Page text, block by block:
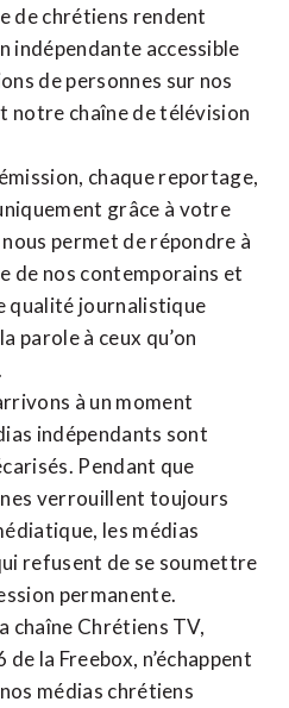
de chrétiens rendent
indépendante accessible
de personnes sur nos
notre chaîne de télévision
chaque reportage,
grâce à votre
permet de répondre à
de nos contemporains et
qualité journalistique
parole à ceux qu’on
à un moment
indépendants sont
Pendant que
verrouillent toujours
les médias
refusent de se soumettre
permanente.
chaîne Chrétiens TV,
la Freebox, n’échappent
médias chrétiens